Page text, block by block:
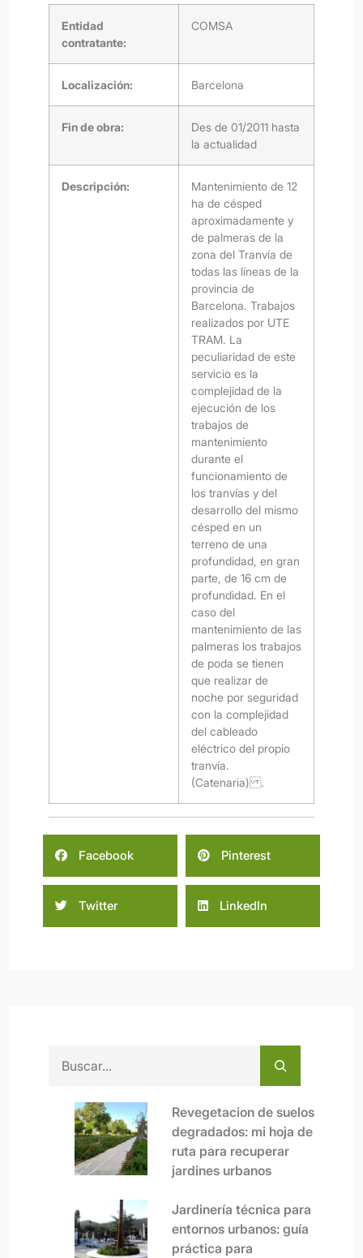
Entidad
contratante:
COMSA
Localización: Barcelona
Fin de obra:
Des de 01/2011 hasta
la actualidad
Descripción:
Mantenimiento de 12
ha de césped
aproximadamente y
de palmeras de la
zona del Tranvía de
todas las líneas de la
provincia de
Barcelona. Trabajos
realizados por UTE
TRAM. La
peculiaridad de este
servicio es la
complejidad de la
ejecución de los
trabajos de
mantenimiento
durante el
funcionamiento de
los tranvías y del
desarrollo del mismo
césped en un
terreno de una
profundidad, en gran
parte, de 16 cm de
profundidad. En el
caso del
mantenimiento de las
palmeras los trabajos
de poda se tienen
que realizar de
noche por seguridad
con la complejidad
del cableado
eléctrico del propio
tranvía.
(Catenaria) .
Facebook Pinterest
Twitter LinkedIn
Revegetacion de suelos
degradados: mi hoja de
ruta para recuperar
jardines urbanos
Jardinería técnica para
entornos urbanos: guía
práctica para